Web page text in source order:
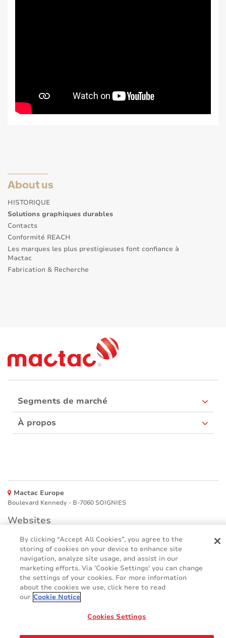
About us
HISTORIQUE
Solutions graphiques durables
Contacts
Conformité REACH
Les marques les plus prestigieuses font confiance à
Mactac
Fabrication & Recherche
Segments de marché
À propos
Mactac Europe
Boulevard Kennedy - B-7060 SOIGNIES
Websites
Mactac creative awards
www.mactaccreativeawards.com
© 2016 - 2026
Legal & Privacy Notices
By clicking “Accept All Cookies”, you agree to the
storing of cookies on your device to enhance site
navigation, analyze site usage, and assist in our
marketing efforts. Via 'Cookie Settings' you can change
the settings of your cookies. For more information
about the cookies we use, click here to read
our Cookie Notice
Cookies Settings